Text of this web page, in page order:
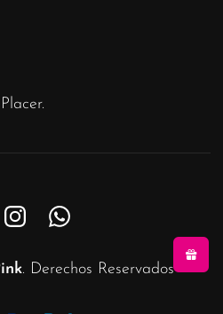
. Derechos Reservados